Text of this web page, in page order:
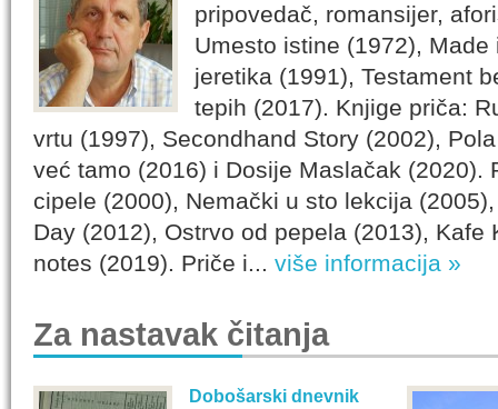
pripovedač, romansijer,
Umesto istine (1972),
jeretika (1991), Testament
tepih (2017). Knjige priča:
vrtu (1997), Secondhand Story (2002),
već tamo (2016) i Dosije Maslačak (2020).
cipele (2000), Nemački u sto lekcija
Day (2012), Ostrvo od pepela (2013), Kafe
notes (2019). Priče i... više informacija »
Za nastavak čitanja
Dobošarski dnevnik